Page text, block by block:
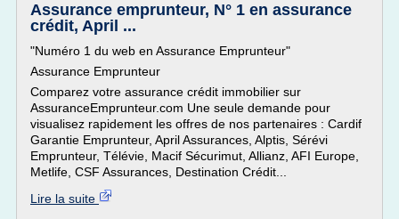
Assurance emprunteur, N° 1 en assurance
crédit, April ...
"Numéro 1 du web en Assurance Emprunteur"
Assurance Emprunteur
Comparez votre assurance crédit immobilier sur
AssuranceEmprunteur.com Une seule demande pour
visualisez rapidement les offres de nos partenaires : Cardif
Garantie Emprunteur, April Assurances, Alptis, Sérévi
Emprunteur, Télévie, Macif Sécurimut, Allianz, AFI Europe,
Metlife, CSF Assurances, Destination Crédit...
Lire la suite